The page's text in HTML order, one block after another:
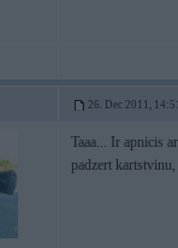
26. Dec 2011,
Taaa... Ir apnicis
padzert